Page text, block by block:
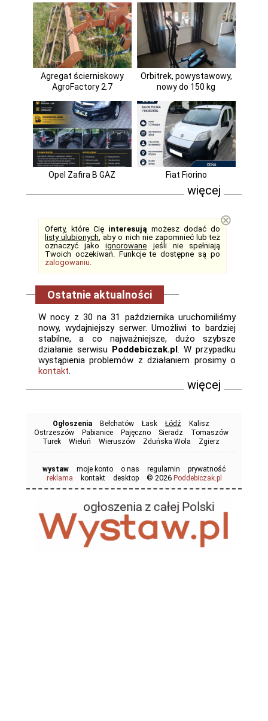
Agregat ścierniskowy
AgroFactory 2.7
Orbitrek, powystawowy,
nowy do 150 kg
Opel Zafira B GAZ Fiat Fiorino
więcej
Oferty, które Cię interesują możesz dodać do
listy ulubionych, aby o nich nie zapomnieć lub też
oznaczyć jakoignorowane jeśli nie spełniają
Twoich oczekiwań. Funkcje te dostępne są po
zalogowaniu.
⊗
Ostatnie aktualności
W nocy z 30 na 31 października uruchomiliśmy
nowy, wydajniejszy serwer. Umożliwi to bardziej
stabilne, a co najważniejsze, dużo szybsze
działanie serwisu Poddebiczak.pl. W przypadku
wystąpienia problemów z działaniem prosimy o
kontakt.
więcej
Ogłoszenia Bełchatów Łask Łódź
Kalisz
Ostrzeszów
Pabianice Pajęczno Sieradz
Tomaszów
Turek
Wieluń Wieruszów Zduńska Wola Zgierz
wystaw moje konto o nas regulamin
prywatność
reklama
kontakt desktop © 2026 Poddebiczak.pl